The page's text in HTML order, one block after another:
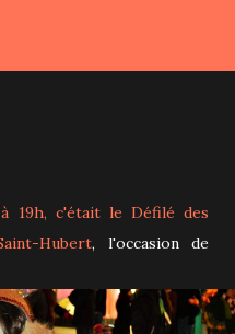
19h, c'était le Défilé des
Hubert, l'occasion de